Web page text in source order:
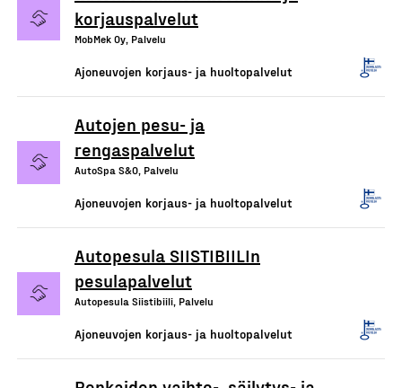
korjauspalvelut
MobMek Oy, Palvelu
Ajoneuvojen korjaus- ja huoltopalvelut
Autojen pesu- ja
rengaspalvelut
AutoSpa S&O, Palvelu
Ajoneuvojen korjaus- ja huoltopalvelut
Autopesula SIISTIBIILIn
pesulapalvelut
Autopesula Siistibiili, Palvelu
Ajoneuvojen korjaus- ja huoltopalvelut